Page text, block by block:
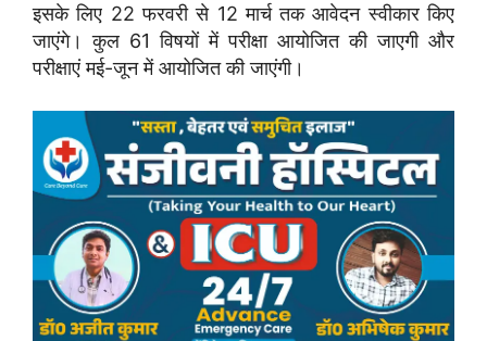
इसके लिए 22 फरवरी से 12 मार्च तक आवेदन स्वीकार किए
जाएंगे। कुल 61 विषयों में परीक्षा आयोजित की जाएगी और
परीक्षाएं मई-जून में आयोजित की जाएंगी।